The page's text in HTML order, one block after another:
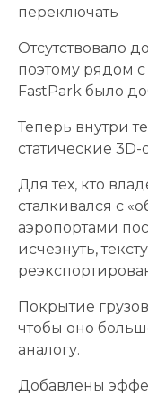
переключать
Отсутствовало
поэтому рядом
FastPark было
Теперь внутри
статические
Для тех, кто
сталкивался с
аэропортами
исчезнуть,
Покрытие
чтобы оно
аналогу.
Добавлены